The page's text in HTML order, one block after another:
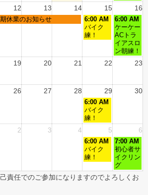
12 13 14 15 16
休業のお知らせ
6:00 AM
バイク
練！
6:00 AM
ケーケー
ACトラ
イアスロ
ン朝練！
19 20 21 22 23
26 27 28 29 30
6:00 AM
バイク
練！
2 3 4 5 6
6:00 AM
バイク
練！
7:00 AM
初心者サ
イクリン
グ
責任でのご参加になりますのでよろしくお